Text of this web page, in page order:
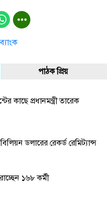
পাঠক প্রিয়
কাছে প্রধানমন্ত্রী তারেক
ডলারের রেকর্ড রেমিট্যান্স
১৬৮ কর্মী